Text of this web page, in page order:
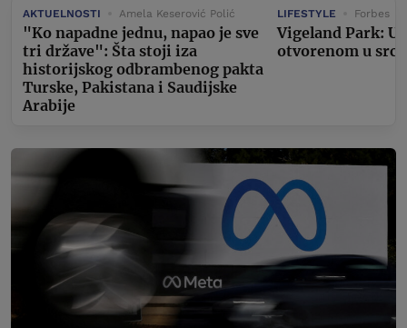
AKTUELNOSTI Amela Keserović Polić
"Ko napadne jednu, napao je sve
tri države": Šta stoji iza
historijskog odbrambenog pakta
Turske, Pakistana i Saudijske
Arabije
LIFESTYLE Forbes
Vigeland Park:
otvorenom u srcu